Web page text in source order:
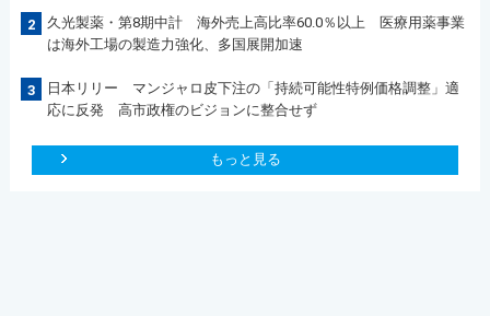
2
久光製薬・第8期中計 海外売上高比率60.0％以上 医療用薬事業
は海外工場の製造力強化、多国展開加速
3
日本リリー マンジャロ皮下注の「持続可能性特例価格調整」適
応に反発 高市政権のビジョンに整合せず
もっと見る